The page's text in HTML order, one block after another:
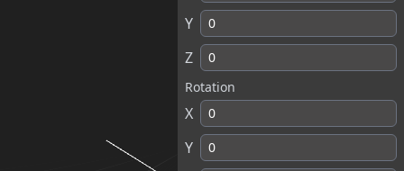
Y
Z
Rotation
X
Y